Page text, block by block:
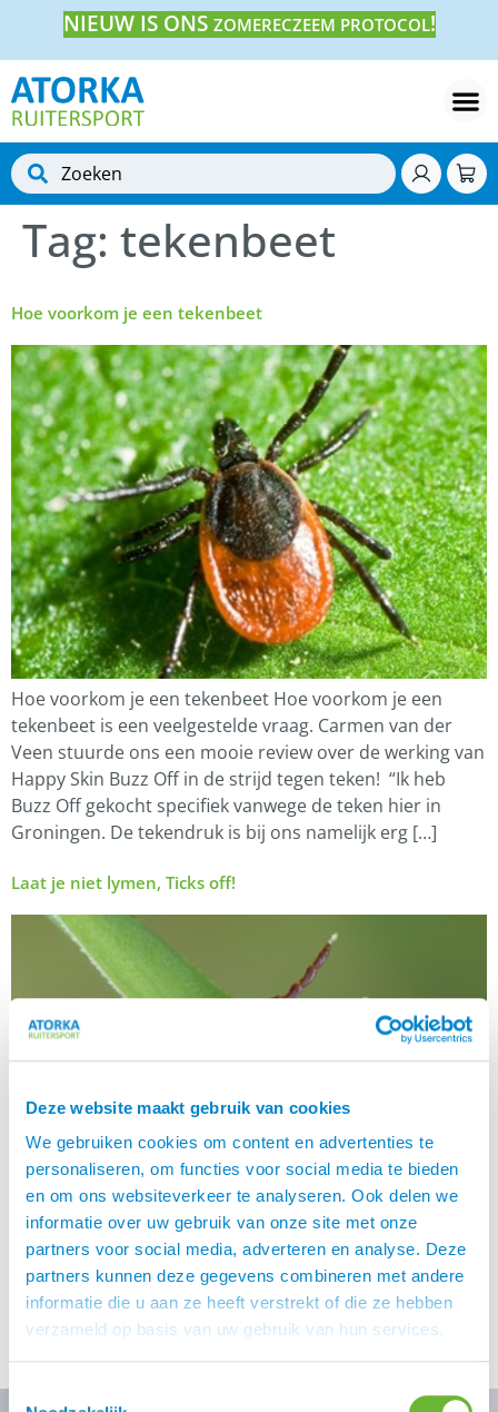
Deze website maakt gebruik van cookies
We gebruiken cookies om content en advertenties te
personaliseren, om functies voor social media te bieden
en om ons websiteverkeer te analyseren. Ook delen we
informatie over uw gebruik van onze site met onze
partners voor social media, adverteren en analyse. Deze
partners kunnen deze gegevens combineren met andere
informatie die u aan ze heeft verstrekt of die ze hebben
verzameld op basis van uw gebruik van hun services.
Toestemmingsselectie
NIEUW IS ONS ZOMERECZEEM PROTOCOL!
Tag: tekenbeet
Hoe voorkom je een tekenbeet
Hoe voorkom je een tekenbeet Hoe voorkom je een
tekenbeet is een veelgestelde vraag. Carmen van der
Veen stuurde ons een mooie review over de werking van
Happy Skin Buzz Off in de strijd tegen teken! “Ik heb
Buzz Off gekocht specifiek vanwege de teken hier in
Groningen. De tekendruk is bij ons namelijk erg […]
Laat je niet lymen, Ticks off!
Je kent het vast wel. Je bent lekker met je paard op een
bosrit geweest en je komt thuis en ontdekt bij jezelf
en/of je paard een teek. Wellicht ben je al bekend met de